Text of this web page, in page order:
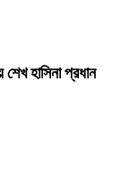
হাসিনা প্রধান